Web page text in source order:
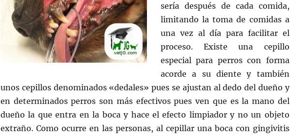
sería después de cada comida,
limitando la toma de comidas a
una vez al día para facilitar el
proceso. Existe una cepillo
especial para perros con forma
acorde a su diente y también
unos cepillos denominados «dedales» pues se ajustan al dedo del dueño y
en determinados perros son más efectivos pues ven que es la mano del
dueño la que entra en la boca y hace el efecto limpiador y no un objeto
extraño. Como ocurre en las personas, al cepillar una boca con gingivitis